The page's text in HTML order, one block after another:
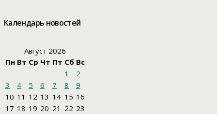
Календарь новостей
Август 2026
Пн Вт Ср Чт Пт Сб Вс
1
2
3
4 5 6 7 8
9
10 11 12 13 14 15 16
17 18 19 20 21 22 23